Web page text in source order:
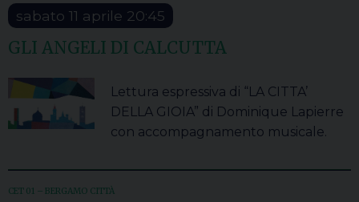
sabato 11 aprile 20:45
GLI ANGELI DI CALCUTTA
Lettura espressiva di “LA CITTA’
DELLA GIOIA” di Dominique Lapierre
con accompagnamento musicale.
CET 01 – BERGAMO CITTÀ